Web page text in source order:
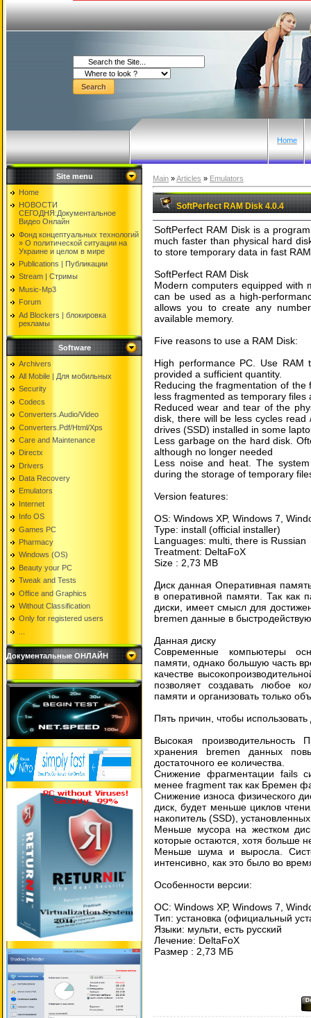
Home
Site menu
Home
НОВОСТИ
СЕГОДНЯ:Документальнoе
Видео Oнлайн
Фонд концептуальных технологий
» O политической ситуации на
Украине и целом в мире
Publications | Публикации
Stream | Стримы
Music-Mp3
Forum
Ad Blockers | блокировкa
рекламы
Software
Archivers
All Mobile | Для мобильных
Security
Codecs
Converters.Audio/Video
Converters.Pdf/Html/Xps
Care and Maintenance
Directx
Drivers
Data Recovery
Emulators
Internet
Info OS
Games PC
Pharmacy
Windows (OS)
Beauty your PC
Tweak and Tests
Office and Graphics
Without Classification
Only for registered users
Документальные ОНЛАЙН
Main »Articles » Emulators
SoftPerfect RAM Disk 4.0.4
SoftPerfect RAM Disk is a
much faster than physical hard
to store temporary data in fast
SoftPerfect RAM Disk
Modern computers equipped with
can be used as a high-
allows you to create any
available memory.
Five reasons to use a RAM Disk:
High performance PC. Use
provided a sufficient quantity.
Reducing the fragmentation of
less fragmented as temporary files
Reduced wear and tear of the
disk, there will be less cycles
drives (SSD) installed in some
Less garbage on the hard disk.
although no longer needed
Less noise and heat. The
during the storage of temporary
Version features:
OS: Windows XP, Windows 7,
Type: install (official installer)
Languages: multi, there is Russian
Treatment: DeltaFoX
Size : 2,73 MB
Диск данная Оперативная
в оперативной памяти. Так как
диски, имеет смысл для
bremen данные в
Данная диску
Современные компьютеры
памяти, однако большую часть
качестве
позволяет создавать любое
памяти и организовать только
Пять причин, чтобы
Высокая
хранения bremen данных
достаточного ее количества.
Снижение фрагментации fails
менее fragment так как Бремен
Снижение износа физического
диск, будет меньше циклов
накопитель (SSD),
Меньше мусора на жестком
которые остаются, хотя больше
Меньше шума и выросла.
интенсивно, как это было во
Особенности версии:
ОС: Windows ХР, Windows 7,
Тип: установка (официальный
Языки: мульти, есть русский
Лечение: DeltaFoX
Размер : 2,73 МБ